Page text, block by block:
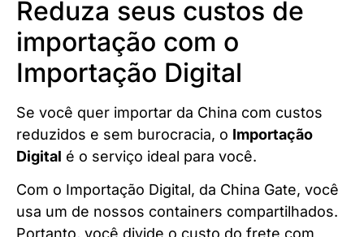
Reduza seus custos de
importação com o
Importação Digital
Se você quer importar da China com custos
reduzidos e sem burocracia, o Importação
Digital é o serviço ideal para você.
Com o Importação Digital, da China Gate, você
usa um de nossos containers compartilhados.
Portanto, você divide o custo do frete com